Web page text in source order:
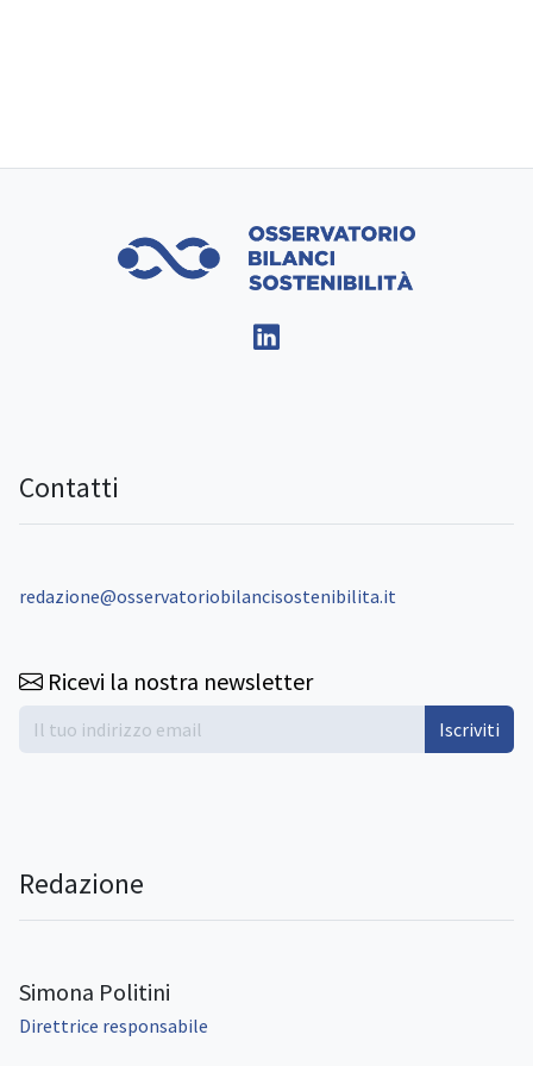
Contatti
redazione@osservatoriobilancisostenibilita.it
Ricevi la nostra newsletter
Iscriviti
Redazione
Simona Politini
Direttrice responsabile